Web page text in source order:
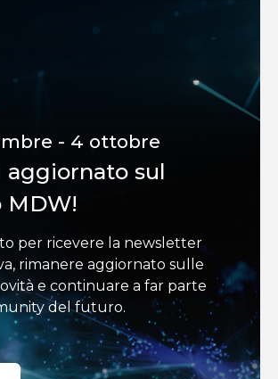
- 4 ottobre
aggiornato sul
MDW!
per ricevere la newsletter
rimanere aggiornato sulle
e continuare a far parte
del futuro.